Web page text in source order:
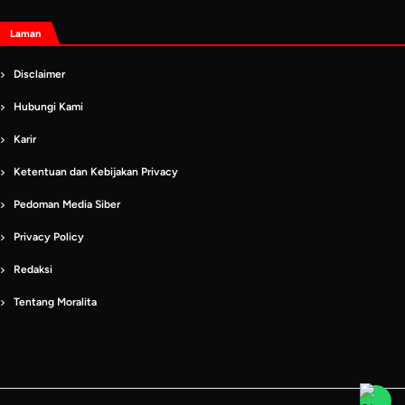
Laman
Disclaimer
Hubungi Kami
Karir
Ketentuan dan Kebijakan Privacy
Pedoman Media Siber
Privacy Policy
Redaksi
Tentang Moralita